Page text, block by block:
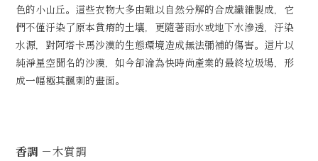
色的小山丘。這些衣物大多由難以自然分解的合成纖維製成，它
們不僅汙染了原本貧瘠的土壤，更隨著雨水或地下水滲透，汙染
水源，對阿塔卡馬沙漠的生態環境造成無法彌補的傷害。這片以
純淨星空聞名的沙漠，如今卻淪為快時尚產業的最終垃圾場，形
成一幅極其諷刺的畫面。
香調 －木質調